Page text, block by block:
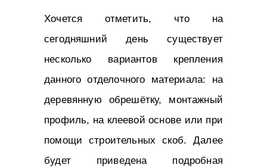
Хочется отметить, что на
сегодняшний день существует
несколько вариантов крепления
данного отделочного материала: на
деревянную обрешётку, монтажный
профиль, на клеевой основе или при
помощи строительных скоб. Далее
будет приведена подробная